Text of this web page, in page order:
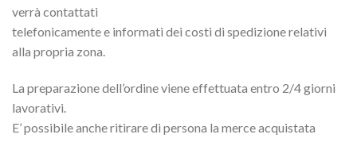
verrà contattati
telefonicamente e informati dei costi di spedizione relativi
alla propria zona.
La preparazione dell’ordine viene effettuata entro 2/4 giorni
lavorativi.
E’ possibile anche ritirare di persona la merce acquistata